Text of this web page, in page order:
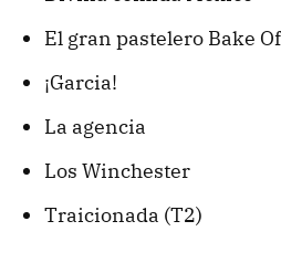
El gran pastelero Bake
¡Garcia!
La agencia
Los Winchester
Traicionada (T2)